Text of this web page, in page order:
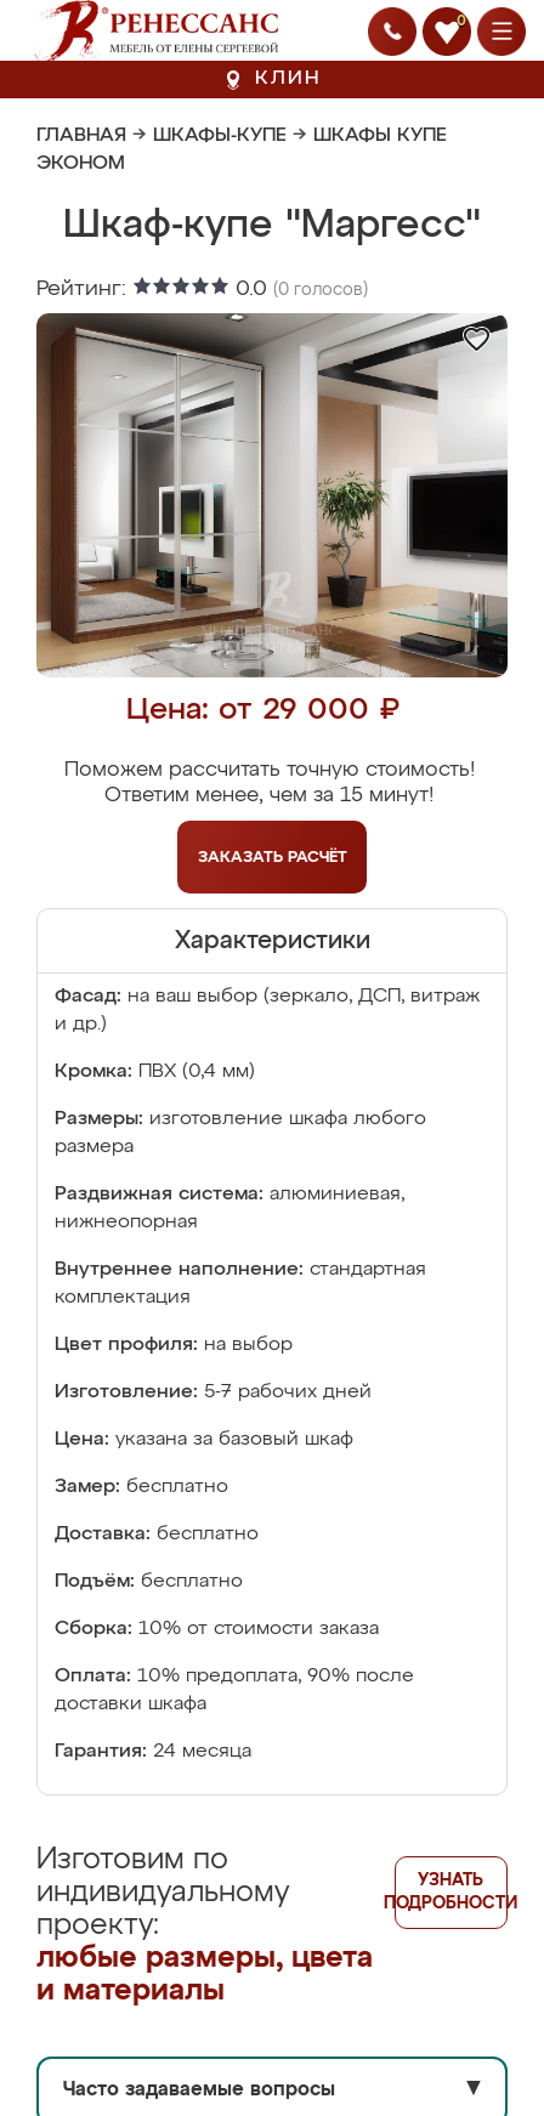
0
КЛИН
ГЛАВНАЯ → ШКАФЫ-КУПЕ → ШКАФЫ КУПЕ
ЭКОНОМ
Шкаф-купе "Маргесс"
Рейтинг: 0.0 (0 голосов)
Цена: от 29 000 ₽
Поможем рассчитать точную стоимость!
Ответим менее, чем за 15 минут!
ЗАКАЗАТЬ РАСЧЁТ
Характеристики
Фасад: на ваш выбор (зеркало, ДСП, витраж
и др.)
Кромка: ПВХ (0,4 мм)
Размеры: изготовление шкафа любого
размера
Раздвижная система: алюминиевая,
нижнеопорная
Внутреннее наполнение: стандартная
комплектация
Цвет профиля: на выбор
Изготовление: 5-7 рабочих дней
Цена: указана за базовый шкаф
Замер: бесплатно
Доставка: бесплатно
Подъём: бесплатно
Сборка: 10% от стоимости заказа
Оплата: 10% предоплата, 90% после
доставки шкафа
Гарантия: 24 месяца
Изготовим по
индивидуальному
проекту:
любые размеры, цвета
и материалы
УЗНАТЬ
ПОДРОБНОСТИ
Часто задаваемые вопросы ▼